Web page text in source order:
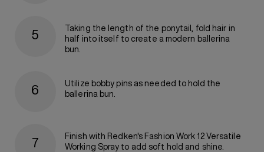
Taking the length of the ponytail, fold hair in
half into itself to create a modern ballerina
bun.
Utilize bobby pins as needed to hold the
ballerina bun.
Finish with Redken's Fashion Work 12 Versatile
Working Spray to add soft hold and shine.